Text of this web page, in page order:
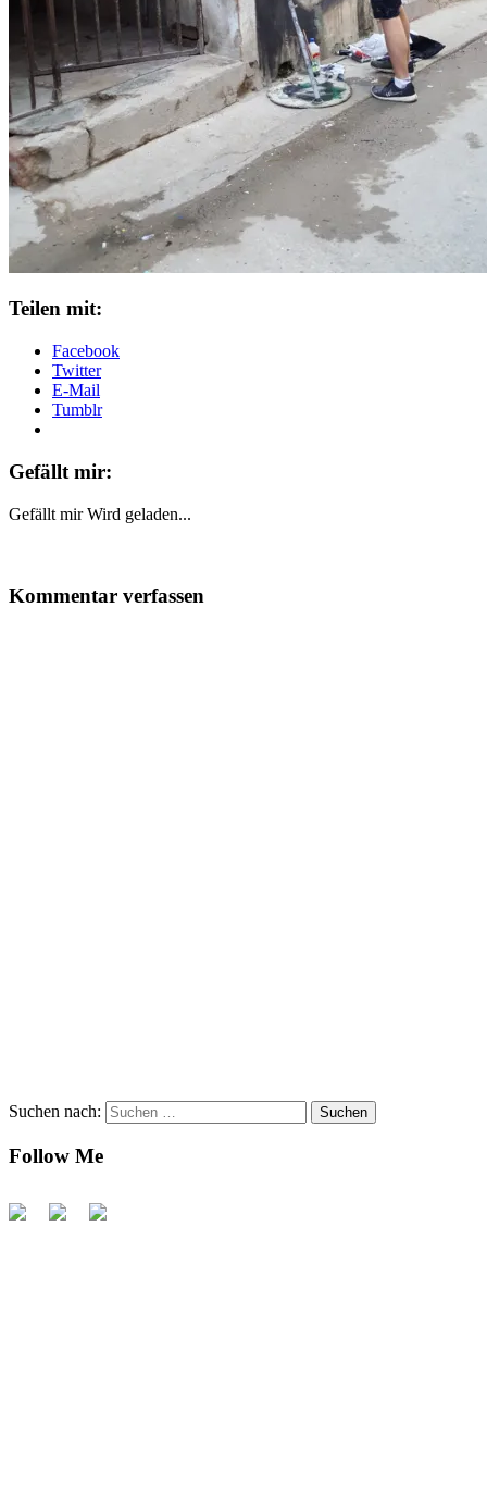
Teilen mit:
Facebook
Twitter
E-Mail
Tumblr
Gefällt mir:
Gefällt mir Wird geladen...
Kommentar verfassen
Suchen nach:
Follow Me